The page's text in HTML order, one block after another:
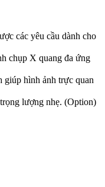
các yêu cầu dành cho
chụp X quang đa ứng
giúp hình ảnh trực quan
lượng nhẹ. (Option)